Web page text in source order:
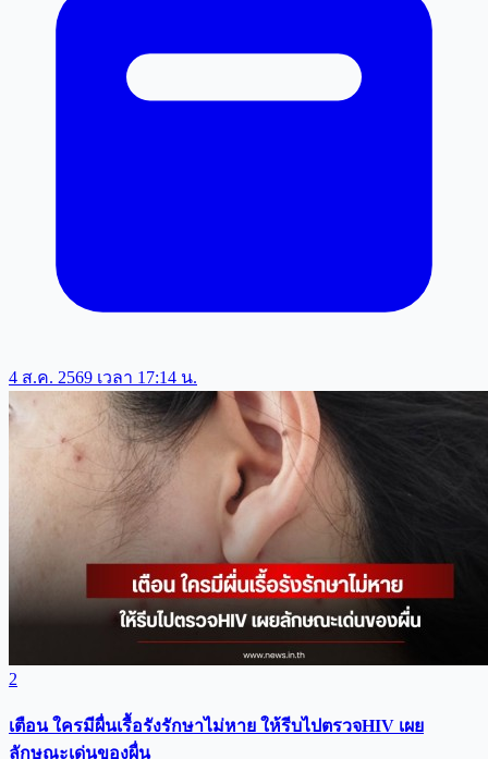
4 ส.ค. 2569 เวลา 17:14 น.
2
เตือน ใครมีผื่นเรื้อรังรักษาไม่หาย ให้รีบไปตรวจHIV เผย
ลักษณะเด่นของผื่น